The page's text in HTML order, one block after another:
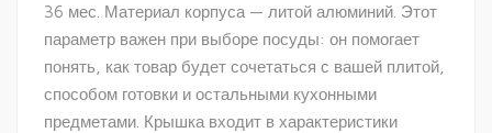
36 мес. Материал корпуса — литой алюминий. Этот
параметр важен при выборе посуды: он помогает
понять, как товар будет сочетаться с вашей плитой,
способом готовки и остальными кухонными
предметами. Крышка входит в характеристики